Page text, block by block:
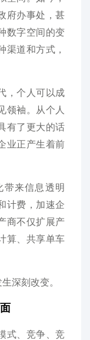
府办事处，甚
数字空间的变
渠道和方式，
，个人可以成
领袖。从个人
有了更大的话
业正产生着前
带来信息透明
计费，加速企
商不仅扩展产
算、共享单车
深刻改变。
式、竞争、竞